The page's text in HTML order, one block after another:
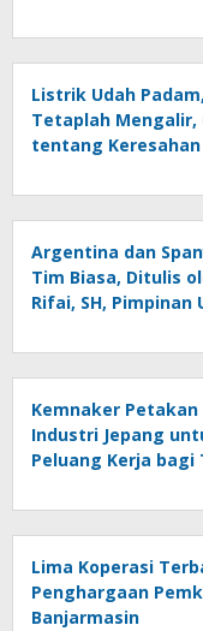
Listrik Udah
Tetaplah Mengalir,
tentang Keresahan
Ancaman
Helmi Rifai, SH
Argentina dan
Tim Biasa, Ditulis
Rifai, SH, Pimpinan
Kemnaker
Industri Jepang
Peluang Kerja bagi
Lima Koperasi
Penghargaan
Banjarmasin